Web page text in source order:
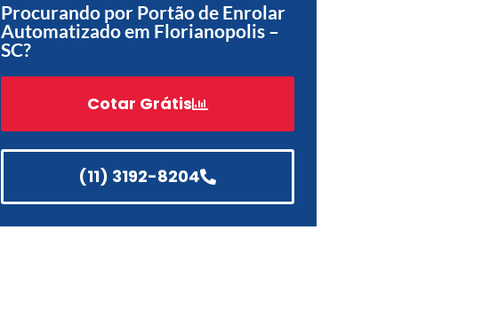
Procurando por Portão de Enrolar
Automatizado em Florianopolis –
SC?
Cotar Grátis
(11) 3192-8204